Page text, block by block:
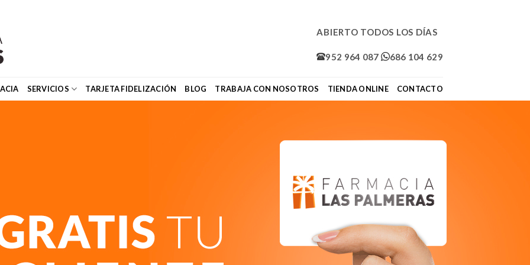
ABIERTO TODOS LOS DÍAS
952 964 087 686 104 629
SERVICIOS TARJETA FIDELIZACIÓN BLOG TRABAJA CON NOSOTROS TIENDA ONLINE CONTACTO